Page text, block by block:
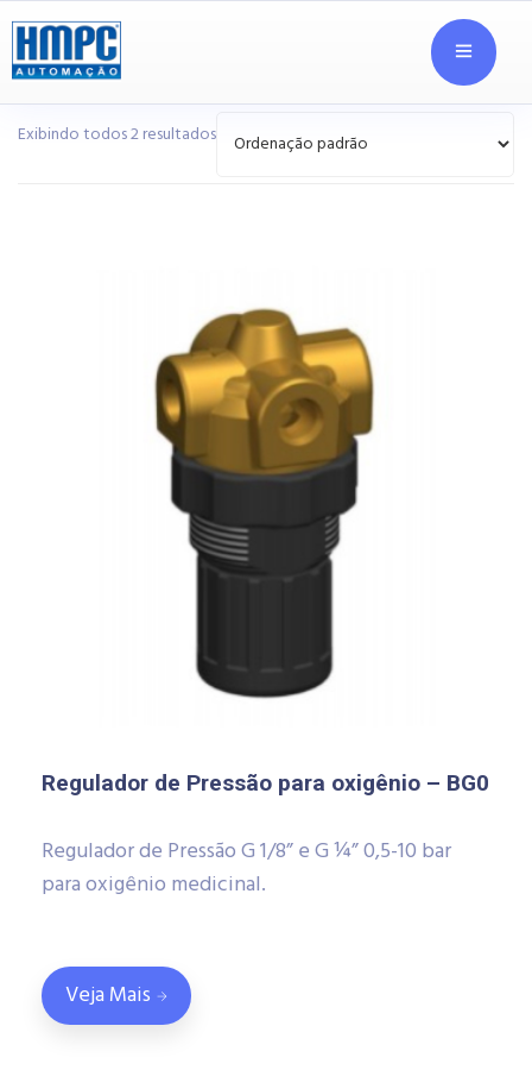
Exibindo todos 2 resultados
Regulador de Pressão para oxigênio – BG0
Regulador de Pressão G 1/8” e G ¼” 0,5-10 bar
para oxigênio medicinal.
Veja Mais